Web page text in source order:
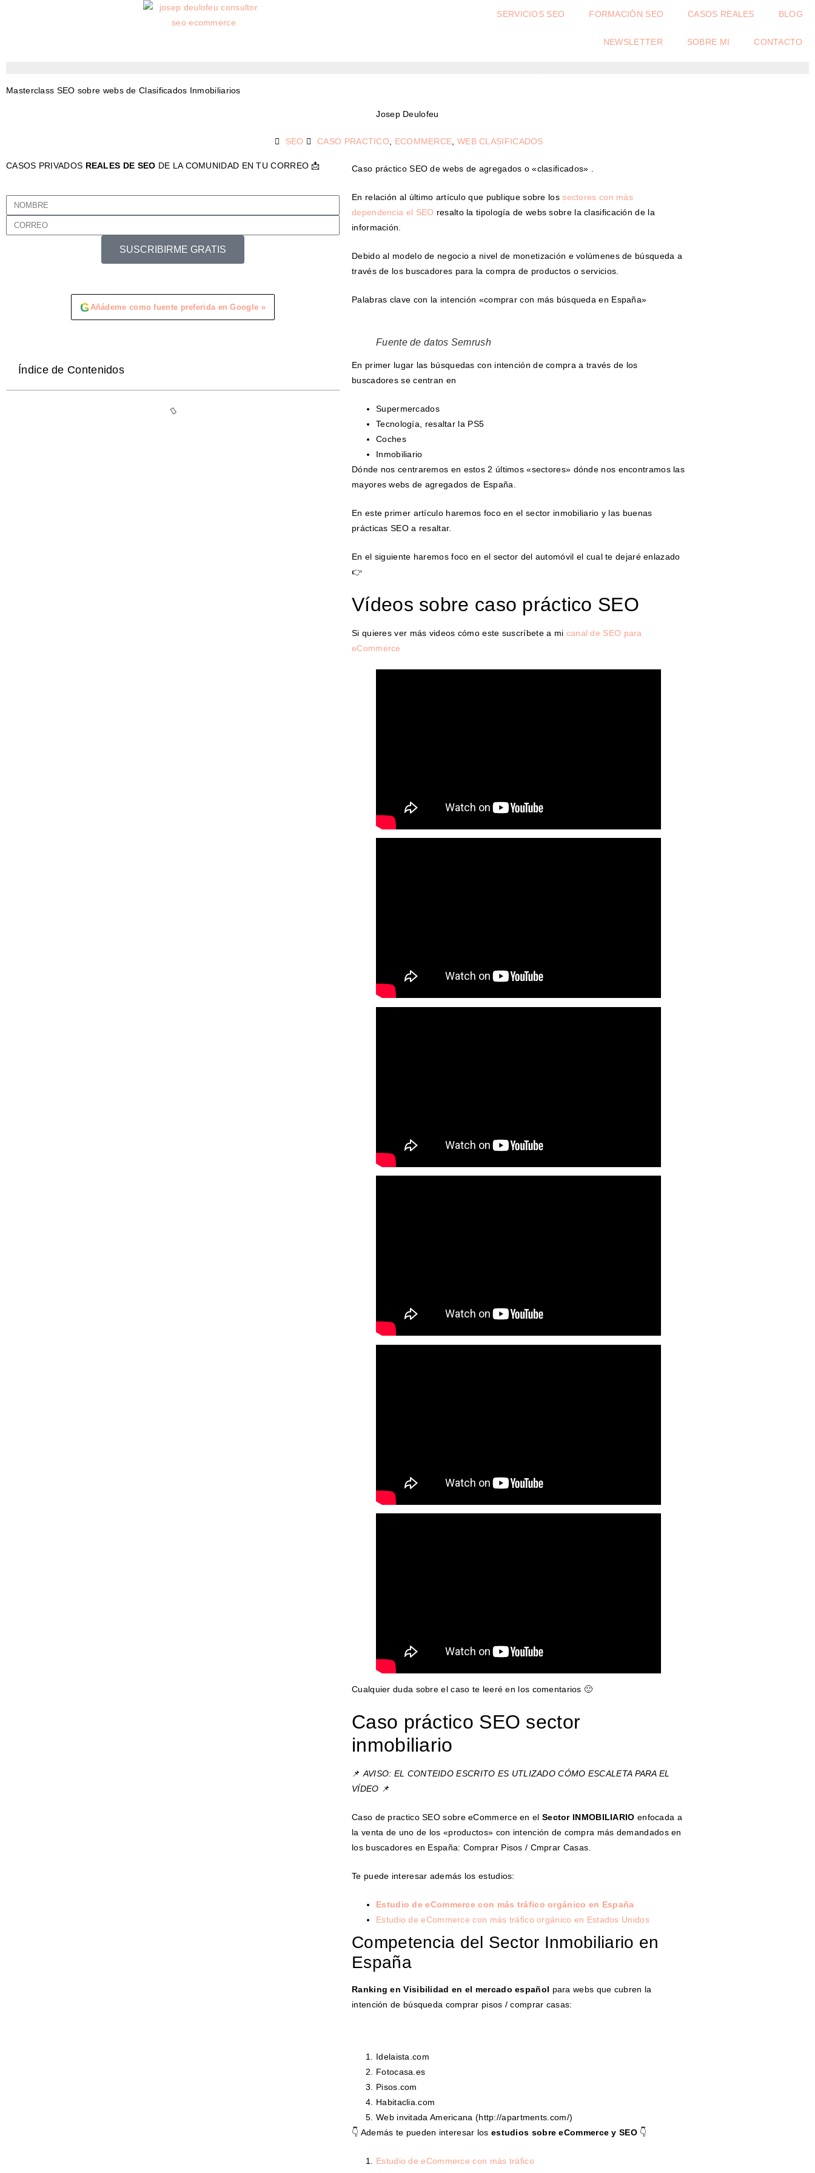
SERVICIOS SEO FORMACIÓN SEO CASOS REALES BLOG
NEWSLETTER SOBRE MI CONTACTO
Masterclass SEO sobre webs de Clasificados Inmobiliarios
Josep Deulofeu
SEO CASO PRACTICO ECOMMERCE WEB CLASIFICADOS
CASOS PRIVADOS REALES DE SEO DE LA COMUNIDAD EN TU CORREO 📩
SUSCRIBIRME GRATIS
GAñádeme como fuente preferida en Google »
Índice de Contenidos
Caso práctico SEO de webs de agregados o «clasificados» .
En relación al último artículo que publique sobre lossectores con más
dependencia el SEO resalto la tipología de webs sobre la clasificación de la
información.
Debido al modelo de negocio a nivel de monetización e volúmenes de búsqueda a
través de los buscadores para la compra de productos o servicios.
Palabras clave con la intención «comprar con más búsqueda en España»
Fuente de datos Semrush
En primer lugar las búsquedas con intención de compra a través de los
buscadores se centran en
Supermercados
Tecnología, resaltar la PS5
Coches
Inmobiliario
Dónde nos centraremos en estos 2 últimos «sectores» dónde nos encontramos las
mayores webs de agregados de España.
En este primer artículo haremos foco en el sector inmobiliario y las buenas
prácticas SEO a resaltar.
En el siguiente haremos foco en el sector del automóvil el cual te dejaré enlazado
👉
Vídeos sobre caso práctico SEO
Si quieres ver más videos cómo este suscríbete a mi canal de SEO para
eCommerce
Cualquier duda sobre el caso te leeré en los comentarios 🙂
Caso práctico SEO sector
inmobiliario
📌AVISO: EL CONTEIDO ESCRITO ES UTLIZADO CÓMO ESCALETA PARA EL
VÍDEO 📌
Caso de practico SEO sobre eCommerce en el Sector INMOBILIARIO enfocada a
la venta de uno de los «productos» con intención de compra más demandados en
los buscadores en España: Comprar Pisos / Cmprar Casas.
Te puede interesar además los estudios:
Estudio de eCommerce con más tráfico orgánico en España
Estudio de eCommerce con más tráfico orgánico en Estados Unidos
Competencia del Sector Inmobiliario en
España
Ranking en Visibilidad en el mercado español para webs que cubren la
intención de búsqueda comprar pisos / comprar casas:
Idelaista.com
Fotocasa.es
Pisos.com
Habitaclia.com
Web invitada Americana (http://apartments.com/)
👇 Además te pueden interesar los estudios sobre eCommerce y SEO👇
Estudio de eCommerce con más tráfico